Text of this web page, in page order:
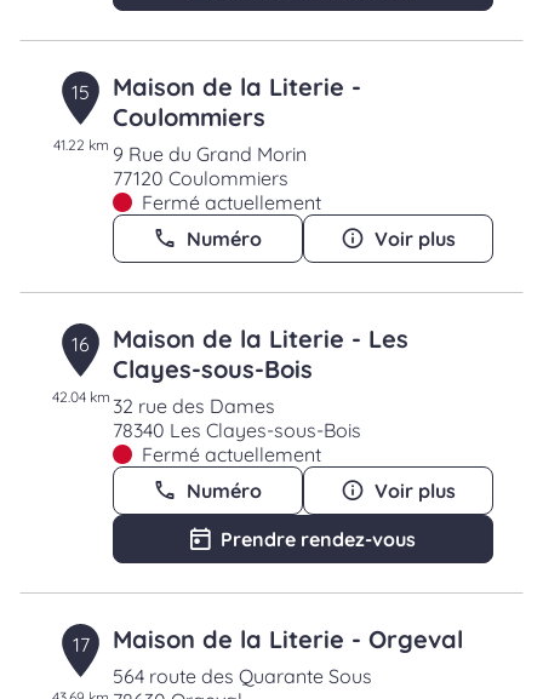
15
41.22 km
Maison de la Literie -
Coulommiers
9 Rue du Grand Morin
77120 Coulommiers
Fermé actuellement
Numéro
Voir plus
16
42.04 km
Maison de la Literie - Les
Clayes-sous-Bois
32 rue des Dames
78340 Les Clayes-sous-Bois
Fermé actuellement
Numéro
Voir plus
Prendre rendez-vous
17 Maison de la Literie - Orgeval
564 route des Quarante Sous